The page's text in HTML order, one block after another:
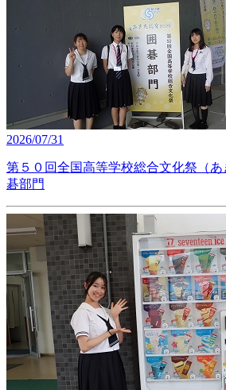
2026/07/31
第５０回全国高等学校総合文化祭（
碁部門